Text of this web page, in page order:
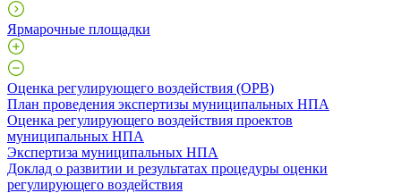
Ярмарочные площадки
Оценка регулирующего воздействия (ОРВ)
План проведения экспертизы муниципальных НПА
Оценка регулирующего воздействия проектов
муниципальных НПА
Экспертиза муниципальных НПА
Доклад о развитии и результатах процедуры оценки
регулирующего воздействия